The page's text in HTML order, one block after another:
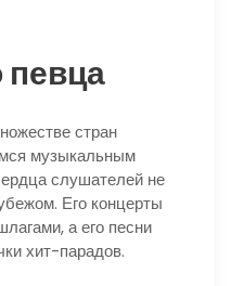
певца
стран
музыкальным
слушателей не
Его концерты
а его песни
хит-парадов.